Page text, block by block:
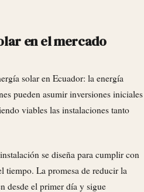
en el mercado
solar en Ecuador: la energía
pueden asumir inversiones iniciales
viables las instalaciones tanto
se diseña para cumplir con
tiempo. La promesa de reducir la
desde el primer día y sigue